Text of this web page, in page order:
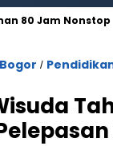
Nonstop
/